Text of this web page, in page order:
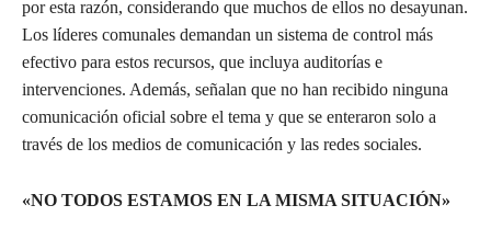
por esta razón, considerando que muchos de ellos no desayunan.
Los líderes comunales demandan un sistema de control más
efectivo para estos recursos, que incluya auditorías e
intervenciones. Además, señalan que no han recibido ninguna
comunicación oficial sobre el tema y que se enteraron solo a
través de los medios de comunicación y las redes sociales.
«NO TODOS ESTAMOS EN LA MISMA SITUACIÓN»